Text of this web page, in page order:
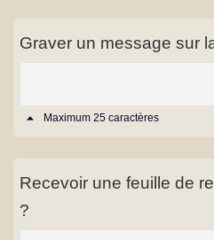
Graver un message sur
Maximum 25 caractères
Recevoir une feuille de
?